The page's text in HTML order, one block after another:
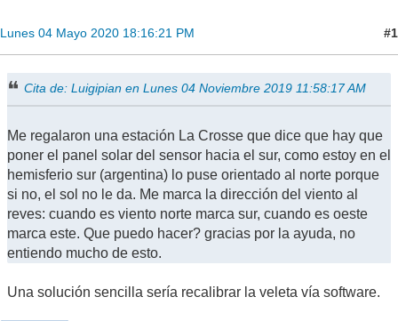
Lunes 04 Mayo 2020 18:16:21 PM #1
Cita de: Luigipian en Lunes 04 Noviembre 2019 11:58:17 AM
Me regalaron una estación La Crosse que dice que hay que
poner el panel solar del sensor hacia el sur, como estoy en el
hemisferio sur (argentina) lo puse orientado al norte porque
si no, el sol no le da. Me marca la dirección del viento al
reves: cuando es viento norte marca sur, cuando es oeste
marca este. Que puedo hacer? gracias por la ayuda, no
entiendo mucho de esto.
Una solución sencilla sería recalibrar la veleta vía software.